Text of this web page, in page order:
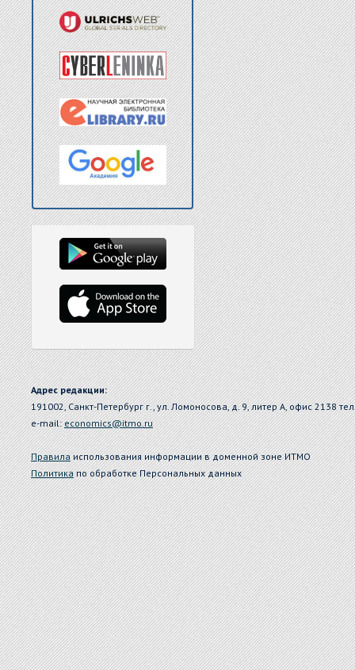
Адрес редакции:
191002, Санкт-Петербург г., ул. Ломоносова, д. 9, литер А, офис 2138
e-mail:economics@itmo.ru
Правилаиспользования информации в доменной зоне ИТМО
Политикапо обработке Персональных данных